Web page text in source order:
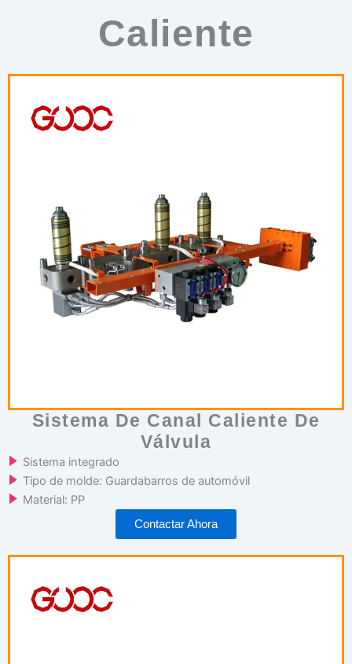
Caliente
Sistema De Canal Caliente De
Válvula
Sistema integrado
Tipo de molde: Guardabarros de automóvil
Material: PP
Contactar Ahora